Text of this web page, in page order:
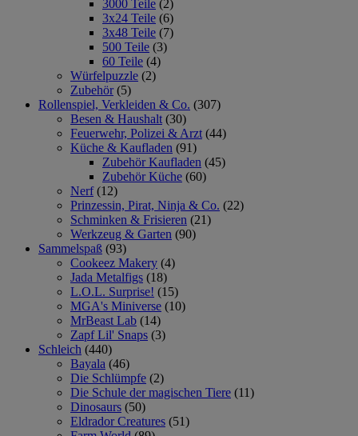
3000 Teile (2)
3x24 Teile (6)
3x48 Teile (7)
500 Teile (3)
60 Teile (4)
Würfelpuzzle (2)
Zubehör (5)
Rollenspiel, Verkleiden & Co. (307)
Besen & Haushalt (30)
Feuerwehr, Polizei & Arzt (44)
Küche & Kaufladen (91)
Zubehör Kaufladen (45)
Zubehör Küche (60)
Nerf (12)
Prinzessin, Pirat, Ninja & Co. (22)
Schminken & Frisieren (21)
Werkzeug & Garten (90)
Sammelspaß (93)
Cookeez Makery (4)
Jada Metalfigs (18)
L.O.L. Surprise! (15)
MGA's Miniverse (10)
MrBeast Lab (14)
Zapf Lil' Snaps (3)
Schleich (440)
Bayala (46)
Die Schlümpfe (2)
Die Schule der magischen Tiere (11)
Dinosaurs (50)
Eldrador Creatures (51)